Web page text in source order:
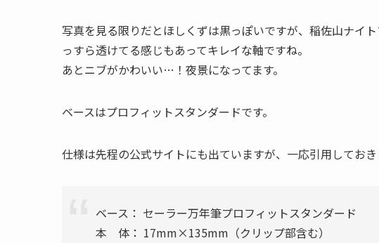
写真を見る限りだとほしくずは黒っぽいですが、稲佐山ナイ
っすら透けてる感じもあってキレイな軸ですね。
あとニブがかわいい…！夜景になってます。
ベースはプロフィットスタンダードです。
仕様は先程の公式サイトにも出ていますが、一応引用しておき
ベース： セーラー万年筆プロフィットスタンダード
本 体： 17mm×135mm（クリップ部含む）